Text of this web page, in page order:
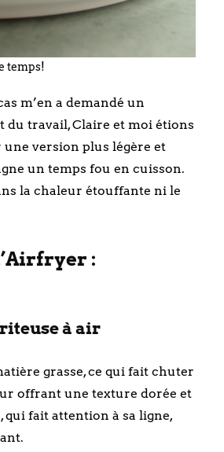
temps!
m’en a demandé un
travail, Claire et moi étions
une version plus légère et
un temps fou en cuisson.
la chaleur étouffante ni le
:
à air
grasse, ce qui fait chuter
offrant une texture dorée et
qui fait attention à sa ligne,